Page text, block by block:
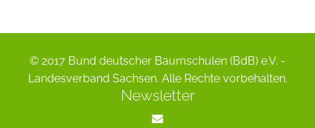
© 2017 Bund deutscher Baumschulen (BdB) e.V. -
Landesverband Sachsen. Alle Rechte vorbehalten.
Newsletter